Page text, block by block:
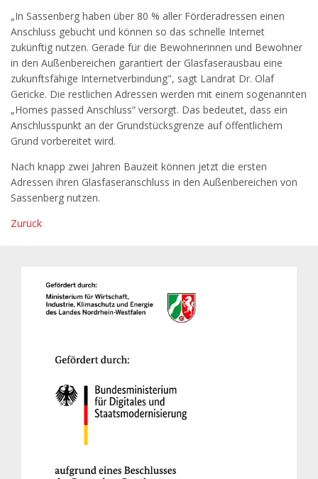
„In Sassenberg haben über 80 % aller Förderadressen einen
Anschluss gebucht und können so das schnelle Internet
zukünftig nutzen. Gerade für die Bewohnerinnen und Bewohner
in den Außenbereichen garantiert der Glasfaserausbau eine
zukunftsfähige Internetverbindung", sagt Landrat Dr. Olaf
Gericke. Die restlichen Adressen werden mit einem sogenannten
„Homes passed Anschluss“ versorgt. Das bedeutet, dass ein
Anschlusspunkt an der Grundstücksgrenze auf öffentlichem
Grund vorbereitet wird.
Nach knapp zwei Jahren Bauzeit können jetzt die ersten
Adressen ihren Glasfaseranschluss in den Außenbereichen von
Sassenberg nutzen.
Zurück